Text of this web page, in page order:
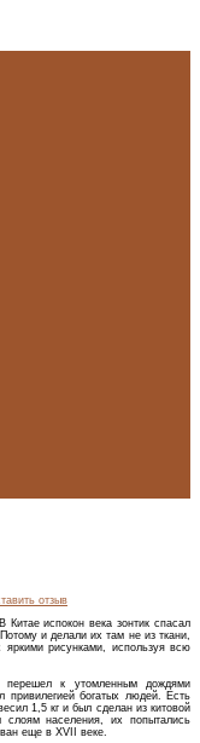
отзыв
Китае испокон века зонтик спасал
и делали их там не из ткани,
рисунками, используя всю
перешел к утомленным дождями
богатых людей. Есть
1,5 кг и был сделан из китовой
слоям населения, их попытались
еще в XVII веке.